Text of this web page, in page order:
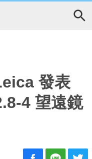
發表
4 望遠鏡